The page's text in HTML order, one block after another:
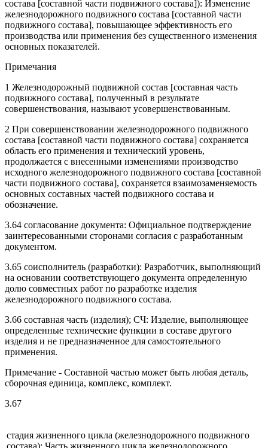
состава [составной части подвижного состава]): Изменение
железнодорожного подвижного состава [составной части
подвижного состава], повышающее эффективность его
производства или применения без существенного изменения
основных показателей.
Примечания
1 Железнодорожный подвижной состав [составная часть
подвижного состава], полученный в результате
совершенствования, называют усовершенствованным.
2 При совершенствовании железнодорожного подвижного
состава [составной части подвижного состава] сохраняется
область его применения и технический уровень,
продолжается с внесенными изменениями производство
исходного железнодорожного подвижного состава [составной
части подвижного состава], сохраняется взаимозаменяемость
основных составных частей подвижного состава и
обозначение.
3.64 согласование документа: Официальное подтверждение
заинтересованными сторонами согласия с разработанным
документом.
3.65 соисполнитель (разработки): Разработчик, выполняющий
на основании соответствующего документа определенную
долю совместных работ по разработке изделия
железнодорожного подвижного состава.
3.66 составная часть (изделия); СЧ: Изделие, выполняющее
определенные технические функции в составе другого
изделия и не предназначенное для самостоятельного
применения.
Примечание - Составной частью может быть любая деталь,
сборочная единица, комплекс, комплект.
3.67
стадия жизненного цикла (железнодорожного подвижного
состава): Часть жизненного цикла железнодорожного